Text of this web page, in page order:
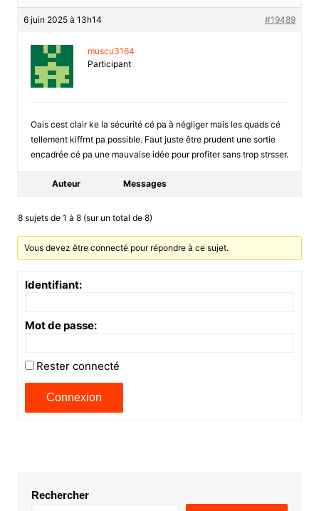
6 juin 2025 à 13h14 #19489
muscu3164
Participant
Oais cest clair ke la sécurité cé pa à négliger mais les quads cé
tellement kiffrnt pa possible. Faut juste être prudent une sortie
encadrée cé pa une mauvaise idée pour profiter sans trop strsser.
Auteur Messages
8 sujets de 1 à 8 (sur un total de 8)
Vous devez être connecté pour répondre à ce sujet.
Identifiant:
Mot de passe:
Rester connecté
Connexion
Rechercher